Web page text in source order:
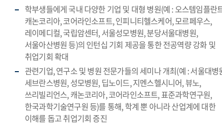
학부생들에게 국내 다양한 기업 및 대형 병원(예 : 오스템임플란
캐논코리아, 코어라인소프트, 인피니티헬스케어, 모르페우스,
레이메디컬, 국립암센터, 서울성모병원, 분당서울대병원,
서울아산병원 등)의 인턴십 기회 제공을 통한 전공역량 강화 및
취업기회 확대
관련기업, 연구소 및 병원 전문가들의 세미나 개최(예 : 서울대병
세브란스병원, 성모병원, 딥노이드, 지멘스헬시니어, 뷰노,
쓰리빌리언스, 캐논코리아, 코어라인소프트, 표준과학연구원,
한국과학기술연구원 등)를 통해, 학계 뿐 아니라 산업계에 대한
이해를 돕고 취업기회 증진